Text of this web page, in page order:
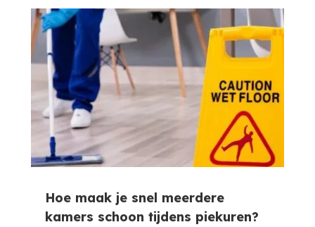
Hoe maak je snel meerdere
kamers schoon tijdens piekuren?